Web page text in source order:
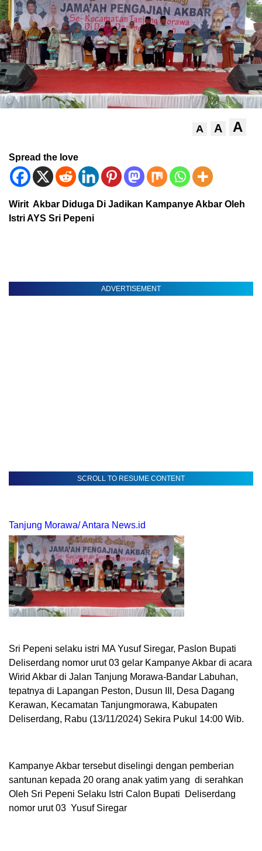
A A A
Spread the love
Wirit Akbar Diduga Di Jadikan Kampanye Akbar Oleh
Istri AYS Sri Pepeni
ADVERTISEMENT
SCROLL TO RESUME CONTENT
Tanjung Morawa/ Antara News.id
Sri Pepeni selaku istri MA Yusuf Siregar, Paslon Bupati
Deliserdang nomor urut 03 gelar Kampanye Akbar di acara
Wirid Akbar di Jalan Tanjung Morawa-Bandar Labuhan,
tepatnya di Lapangan Peston, Dusun III, Desa Dagang
Kerawan, Kecamatan Tanjungmorawa, Kabupaten
Deliserdang, Rabu (13/11/2024) Sekira Pukul 14:00 Wib.
Kampanye Akbar tersebut diselingi dengan pemberian
santunan kepada 20 orang anak yatim yang di serahkan
Oleh Sri Pepeni Selaku Istri Calon Bupati Deliserdang
nomor urut 03 Yusuf Siregar